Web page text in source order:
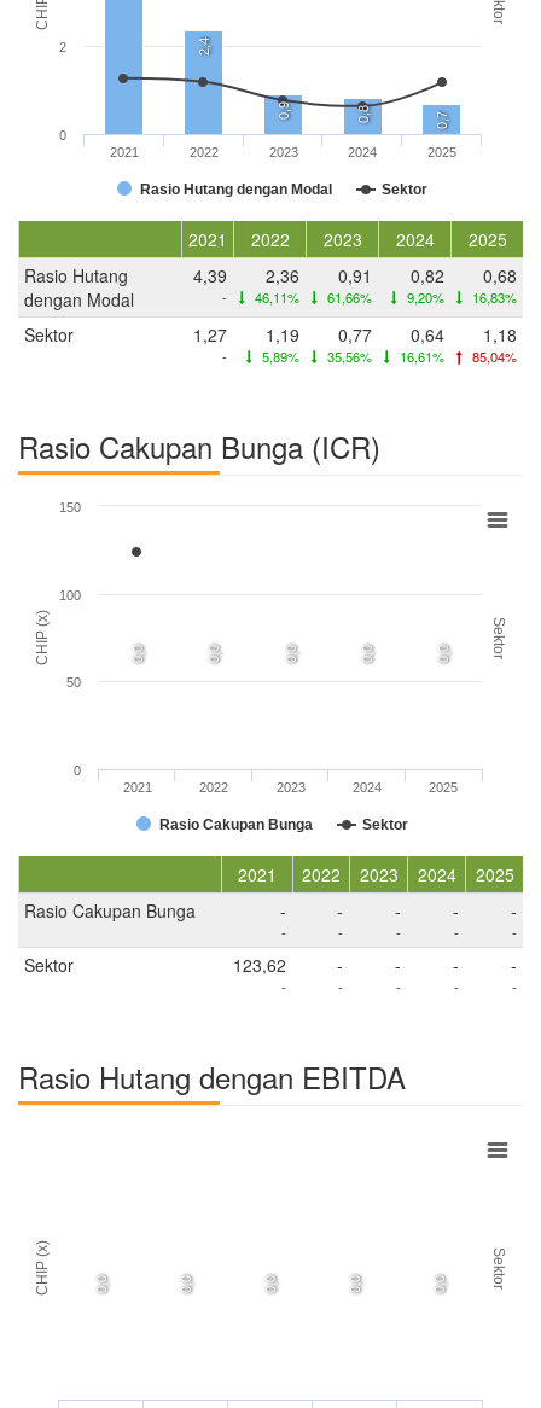
2,4
0,9 0,8 0,7
Rasio Hutang dengan Modal Sektor
2021 2022 2023 2024 2025
0
2
2021 2022 2023 2024
2025
Rasio Hutang
dengan Modal
4,39
-
2,36
46,11%
0,91
61,66%
0,82
9,20%
0,68
16,83%
Sektor 1,27
-
1,19
5,89%
0,77
35,56%
0,64
16,61%
1,18
85,04%
Rasio Cakupan Bunga (ICR)
CHIP (x) Sektor
0,0 0,0 0,0 0,0 0,0
Rasio Cakupan Bunga Sektor
2021 2022 2023 2024 2025
0
50
100
150
2021 2022 2023 2024
2025
Rasio Cakupan Bunga
-
-
-
-
-
-
-
-
-
-
Sektor 123,62
-
-
-
-
-
-
-
-
-
Rasio Hutang dengan EBITDA
CHIP (x) Sektor
0,0 0,0 0,0 0,0 0,0